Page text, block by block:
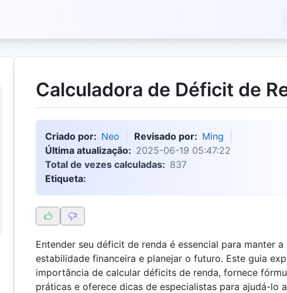
Calculadora de Déficit de
Criado por: Neo Revisado por: Ming
Última atualização: 2025-06-19 05:47:22
Total de vezes calculadas: 837
Etiqueta:
Entender seu déficit de renda é essencial para manter a
estabilidade financeira e planejar o futuro. Este guia
importância de calcular déficits de renda, fornece
práticas e oferece dicas de especialistas para ajudá-lo a